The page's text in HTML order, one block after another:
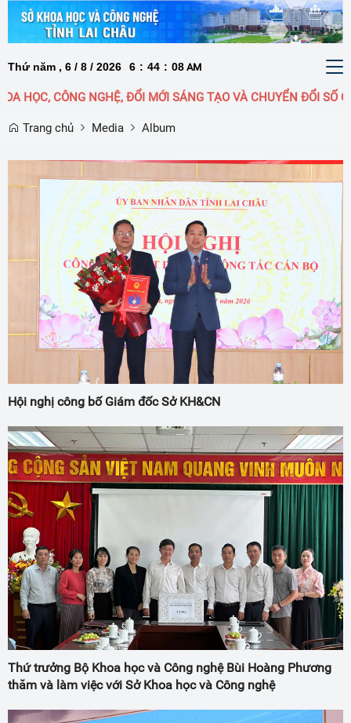
Thứ năm , 6 / 8 / 2026 6 : 44 : 09 AM
NGHỆ, ĐỔI MỚI SÁNG TẠO VÀ CHUYỂN ĐỔI SỐ QUỐC GIA
Trang chủ Media Album
Hội nghị công bố Giám đốc Sở KH&CN
Thứ trưởng Bộ Khoa học và Công nghệ Bùi Hoàng Phương
thăm và làm việc với Sở Khoa học và Công nghệ